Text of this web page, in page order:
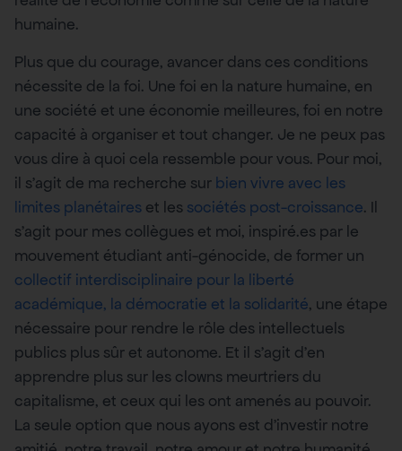
humaine.
Plus que du courage, avancer dans ces conditions
nécessite de la foi. Une foi en la nature humaine, en
une société et une économie meilleures, foi en notre
capacité à organiser et tout changer. Je ne peux pas
vous dire à quoi cela ressemble pour vous. Pour moi,
il s’agit de ma recherche sur bien vivre avec les
limites planétaires et les sociétés post-croissance. Il
s’agit pour mes collègues et moi, inspiré.es par le
mouvement étudiant anti-génocide, de former un
collectif interdisciplinaire pour la liberté
académique, la démocratie et la solidarité, une étape
nécessaire pour rendre le rôle des intellectuels
publics plus sûr et autonome. Et il s’agit d’en
apprendre plus sur les clowns meurtriers du
capitalisme, et ceux qui les ont amenés au pouvoir.
La seule option que nous ayons est d’investir notre